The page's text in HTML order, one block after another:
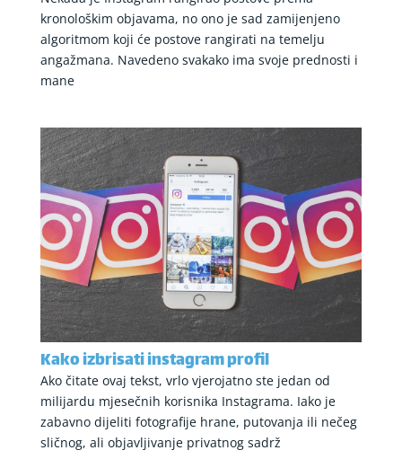
kronološkim objavama, no ono je sad zamijenjeno
algoritmom koji će postove rangirati na temelju
angažmana. Navedeno svakako ima svoje prednosti i
mane
Kako izbrisati instagram profil
Ako čitate ovaj tekst, vrlo vjerojatno ste jedan od
milijardu mjesečnih korisnika Instagrama. Iako je
zabavno dijeliti fotografije hrane, putovanja ili nečeg
sličnog, ali objavljivanje privatnog sadrž